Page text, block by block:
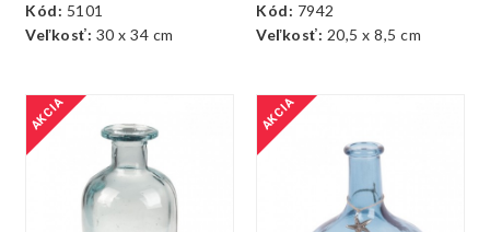
Kód: 5101
Veľkosť: 30 x 34 cm
Kód: 7942
Veľkosť: 20,5 x 8,5 cm
AKCIA AKCIA